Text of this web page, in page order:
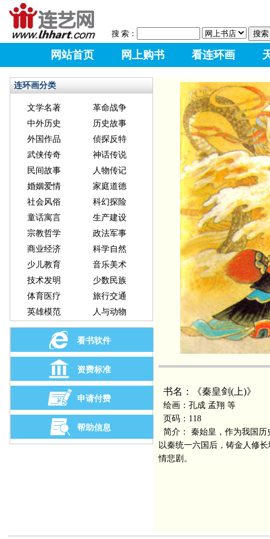
搜 索：
网站首页 网上购书 看连环画
连环画分类
文学名著
革命战争
中外历史
历史故事
外国作品
侦探反特
武侠传奇
神话传说
民间故事
人物传记
婚姻爱情
家庭道德
社会风俗
科幻探险
童话寓言
生产建设
宗教哲学
政法军事
商业经济
科学自然
少儿教育
音乐美术
技术发明
少数民族
体育医疗
旅行交通
英雄模范
人与动物
看书软件
资费标准
申请付费
帮助信息
书名：《秦皇剑(上)》
绘画：孔成 孟翔 等
页码：118
简介： 秦始皇，作为我国
以秦统一六国后，铸金人修
情悲剧。